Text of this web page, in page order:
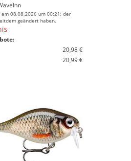
08.08.2026 um 00:21; der
geändert haben.
20,98 €
20,99 €